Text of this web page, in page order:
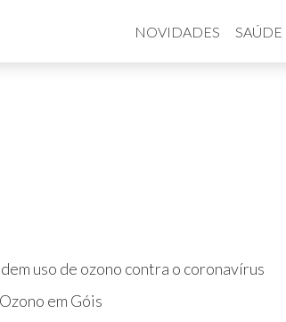
NOVIDADES SAÚDE
uso de ozono contra o coronavírus
em Góis